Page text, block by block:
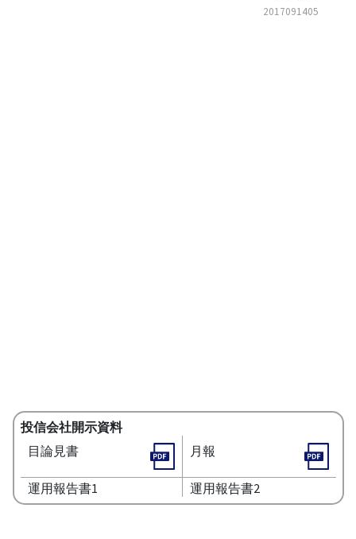
2017091405
投信会社開示資料
目論見書
月報
運用報告書1 運用報告書2